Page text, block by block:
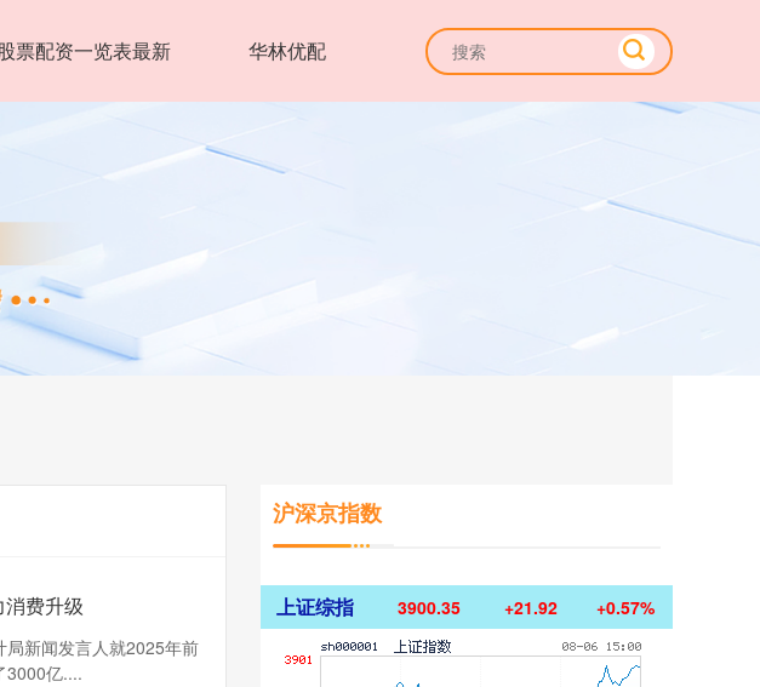
票配资一览表最新 华林优配
费升级
新闻发言人就2025年前
3000亿....
沪深京指数
上证综指 3900.35 +21.92 +0.57%